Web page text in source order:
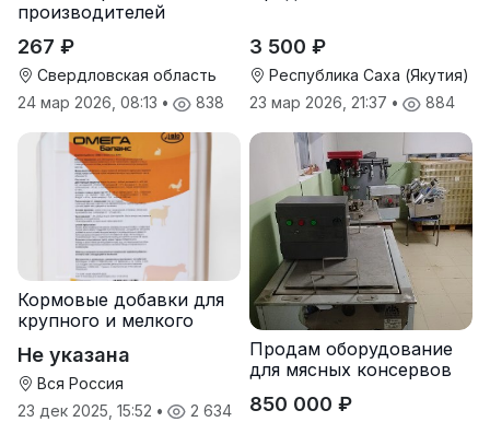
производителей
267 ₽
Свердловская область
24 мар 2026, 08:13 • 838
3 500 ₽
Республика Саха (Якутия)
23 мар 2026, 21:37 • 884
Кормовые добавки для
крупного и мелкого
Не указана
Вся Россия
23 дек 2025, 15:52 • 2 634
Продам оборудование
для мясных консервов
850 000 ₽